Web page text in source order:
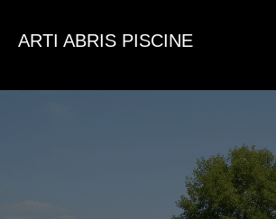
ARTI ABRIS PISCINE